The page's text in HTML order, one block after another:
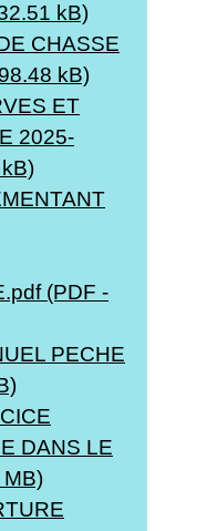
kB)
CHASSE
kB)
ET
2025-
(PDF -
PECHE
DANS LE
MB)